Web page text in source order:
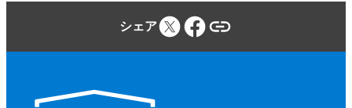
シェア